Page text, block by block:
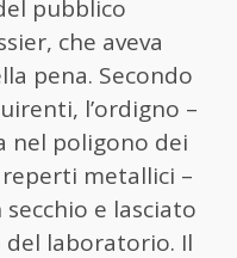
pubblico
che aveva
pena. Secondo
l’ordigno –
nel poligono dei
metallici –
e lasciato
del laboratorio. Il